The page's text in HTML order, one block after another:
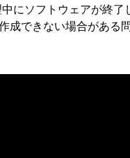
にソフトウェアが終
成できない場合がある